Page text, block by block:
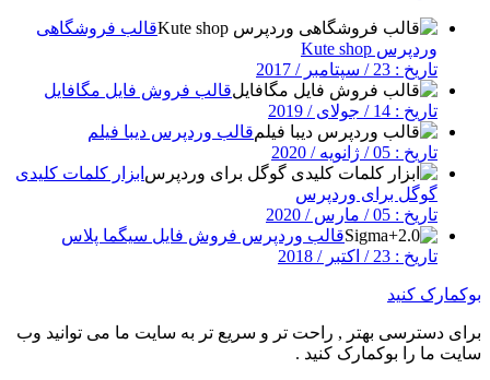
قالب فروشگاهی
وردپرس Kute shop
تاریخ : 23 / سپتامبر / 2017
قالب فروش فایل مگافایل
تاریخ : 14 / جولای / 2019
قالب وردپرس دیبا فیلم
تاریخ : 05 / ژانویه / 2020
ابزار کلمات کلیدی
گوگل برای وردپرس
تاریخ : 05 / مارس / 2020
قالب وردپرس فروش فایل سیگما پلاس
تاریخ : 23 / اکتبر / 2018
بوکمارک کنید
برای دسترسی بهتر , راحت تر و سریع تر به سایت ما می توانید وب
سایت ما را بوکمارک کنید .